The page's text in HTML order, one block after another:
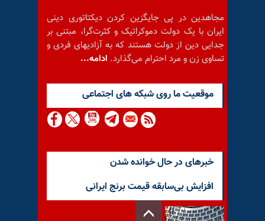
مجاهدین در پی جایگزین کردن دیکتاتوری دینی
ایران با یک دولت دموکراتیک و کثرت‌گرا، مبتنی بر
جدایی دین از دولت هستند که به آزادیهای فردی و
تساوی زن و مرد احترام می‌گذارد. ادامه...
موقعيت ما روى شبكه هاى اجتماعى
خبرهای در حال خوانده شدن
افزایش بی‌سابقه قیمت برنج ایرانی